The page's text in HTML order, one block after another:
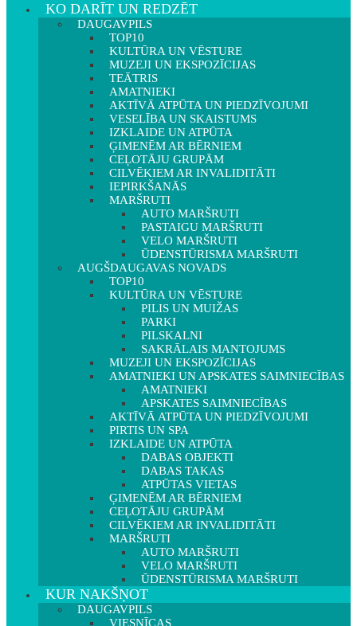
KO DARĪT UN REDZĒT
DAUGAVPILS
TOP10
KULTŪRA UN VĒSTURE
MUZEJI UN EKSPOZĪCIJAS
TEĀTRIS
AMATNIEKI
AKTĪVĀ ATPŪTA UN PIEDZĪVOJUMI
VESELĪBA UN SKAISTUMS
IZKLAIDE UN ATPŪTA
ĢIMENĒM AR BĒRNIEM
CEĻOTĀJU GRUPĀM
CILVĒKIEM AR INVALIDITĀTI
IEPIRKŠANĀS
MARŠRUTI
AUTO MARŠRUTI
PASTAIGU MARŠRUTI
VELO MARŠRUTI
ŪDENSTŪRISMA MARŠRUTI
AUGŠDAUGAVAS NOVADS
TOP10
KULTŪRA UN VĒSTURE
PILIS UN MUIŽAS
PARKI
PILSKALNI
SAKRĀLAIS MANTOJUMS
MUZEJI UN EKSPOZĪCIJAS
AMATNIEKI UN APSKATES SAIMNIECĪBAS
AMATNIEKI
APSKATES SAIMNIECĪBAS
AKTĪVĀ ATPŪTA UN PIEDZĪVOJUMI
PIRTIS UN SPA
IZKLAIDE UN ATPŪTA
DABAS OBJEKTI
DABAS TAKAS
ATPŪTAS VIETAS
ĢIMENĒM AR BĒRNIEM
CEĻOTĀJU GRUPĀM
CILVĒKIEM AR INVALIDITĀTI
MARŠRUTI
AUTO MARŠRUTI
VELO MARŠRUTI
ŪDENSTŪRISMA MARŠRUTI
KUR NAKŠŅOT
DAUGAVPILS
VIESNĪCAS